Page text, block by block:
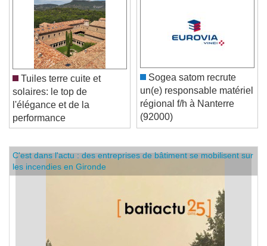
Tuiles terre cuite et
solaires: le top de
l'élégance et de la
performance
Sogea satom recrute
un(e) responsable matériel
régional f/h à Nanterre
(92000)
C'est dans l'actu : des entreprises de bâtiment se mobilisent sur
les incendies en Gironde